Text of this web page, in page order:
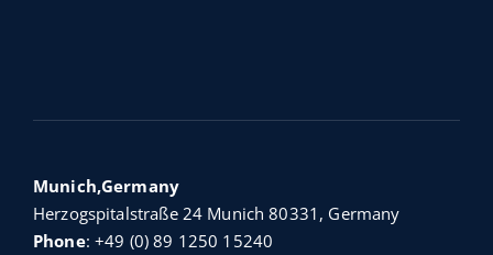
Munich,Germany
Herzogspitalstraße 24 Munich 80331, Germany
Phone:+49 (0) 89 1250 15240